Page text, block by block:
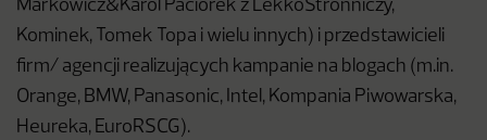
Markowicz&Karol Paciorek z LekkoStronniczy,
Kominek, Tomek Topa i wielu innych) i przedstawicieli
firm/ agencji realizujących kampanie na blogach (m.in.
Orange, BMW, Panasonic, Intel, Kompania Piwowarska,
Heureka, EuroRSCG).